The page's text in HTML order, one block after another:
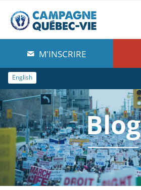
À propos de nous
Blog
Comprendre
Agir
Boutique
M'INSCRIRE
English
Blog